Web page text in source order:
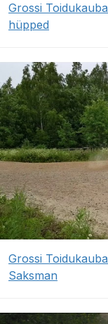
Grossi
hüpped
Grossi
Saksman